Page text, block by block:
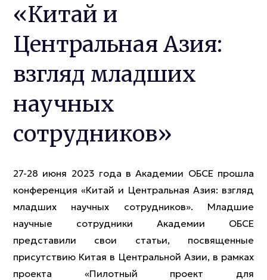
«Китай и
Центральная Азия:
взгляд младших
научных
сотрудников»
27-28 июня 2023 года в Академии ОБСЕ прошла
конференция «Китай и Центральная Азия: взгляд
младших научных сотрудников». Младшие
научные сотрудники Академии ОБСЕ
представили свои статьи, посвященные
присутствию Китая в Центральной Азии, в рамках
проекта «Пилотный проект для